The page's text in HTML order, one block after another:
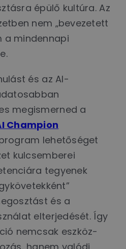
épülő kultúra. Az
nem „bevezetett
a mindennapi
és az AI-
megismerned a
Champion
lehetőséget
kulcsemberei
tegyenek
és a
elterjedését. Így
nemcsak eszköz-